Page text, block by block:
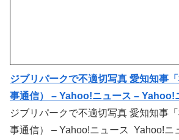
ジブリパークで不適切写真 愛知知事
事通信） – Yahoo!ニュース – Yahoo!
ジブリパークで不適切写真 愛知知事
事通信） – Yahoo!ニュース Yahoo!ニ